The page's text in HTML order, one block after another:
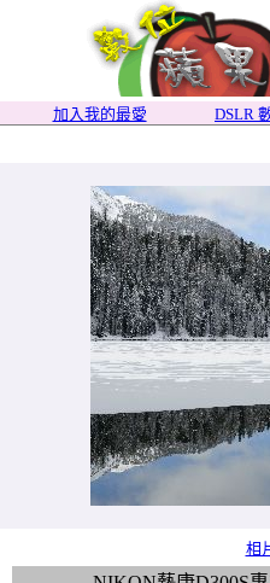
加入我的最愛 DSLR
相